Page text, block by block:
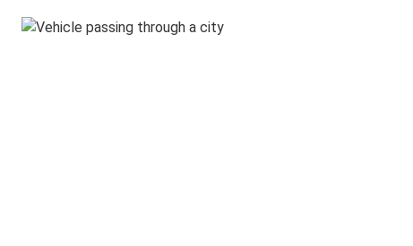
Jeziora Plitwickie (Plitvička Jezera)